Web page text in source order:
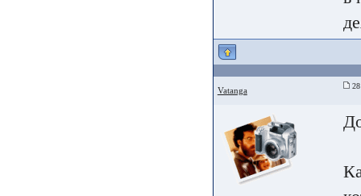
Vatanga 28